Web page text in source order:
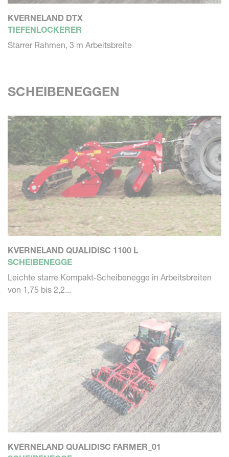
KVERNELAND DTX
TIEFENLOCKERER
Starrer Rahmen, 3 m Arbeitsbreite
SCHEIBENEGGEN
KVERNELAND QUALIDISC 1100 L
SCHEIBENEGGE
Leichte starre Kompakt-Scheibenegge in Arbeitsbreiten
von 1,75 bis 2,2...
KVERNELAND QUALIDISC FARMER_01